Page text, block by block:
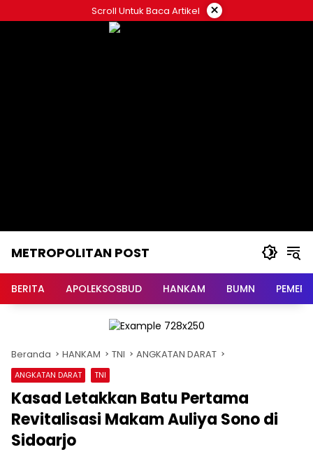
ke
Scroll Untuk Baca Artikel ×
METROPOLITAN POST
BERITA APOLEKSOSBUD HANKAM BUMN
Beranda HANKAM TNI ANGKATAN DARAT
ANGKATAN DARAT TNI
Kasad Letakkan Batu Pertama
Revitalisasi Makam Auliya Sono di
Sidoarjo